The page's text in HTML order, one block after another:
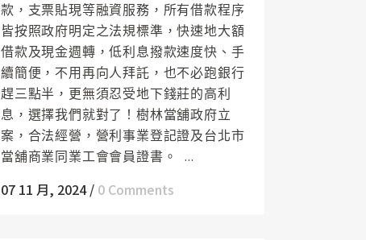
款，支票貼現等融資服務，所有借款程序
皆按照政府明定之法規標準，快速地大額
借款及現金週轉，低利息撥款速度快、手
續簡便，不用再向人拜託，也不必跑銀行
趕三點半，更無須忍受地下錢莊的高利
息，選擇我們就對了！樹林當舖政府立
案，合法經營，營利事業登記證及台北市
當舖商業同業工會會員證書。 ...
07 11 月, 2024/ 0 Comments